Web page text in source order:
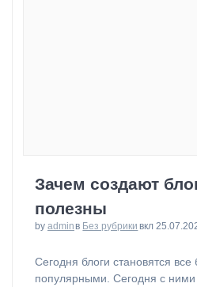
Зачем создают
полезны
by adminв Без рубрики вкл
⁠Сегодня блоги становятся
популярными. Сегодня с ними